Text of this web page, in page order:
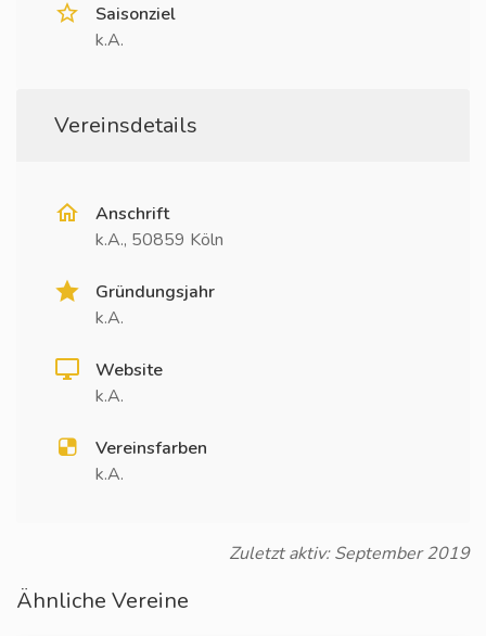
Saisonziel
k.A.
Vereinsdetails
Anschrift
k.A., 50859 Köln
Gründungsjahr
k.A.
Website
k.A.
Vereinsfarben
k.A.
Zuletzt aktiv: September 2019
Ähnliche Vereine